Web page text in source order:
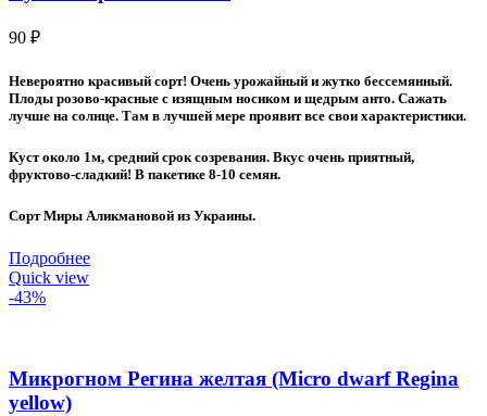
90 ₽
Невероятно красивый сорт! Очень урожайный и жутко бессемянный.
Плоды розово-красные с изящным носиком и щедрым анто. Сажать
лучше на солнце. Там в лучшей мере проявит все свои характеристики.
Куст около 1м, средний срок созревания. Вкус очень приятный,
фруктово-сладкий! В пакетике 8-10 семян.
Сорт Миры Аликмановой из Украины.
Подробнее
Quick view
-43%
Микрогном Регина желтая (Micro dwarf Regina
yellow)